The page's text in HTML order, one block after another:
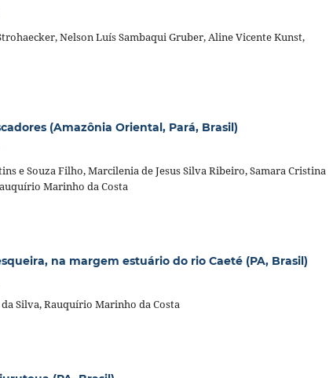
Nelson Luís Sambaqui Gruber, Aline Vicente Kunst,
(Amazônia Oriental, Pará, Brasil)
e Souza Filho, Marcilenia de Jesus Silva Ribeiro, Samara Cristina
Marinho da Costa
na margem estuário do rio Caeté (PA, Brasil)
Silva, Rauquírio Marinho da Costa